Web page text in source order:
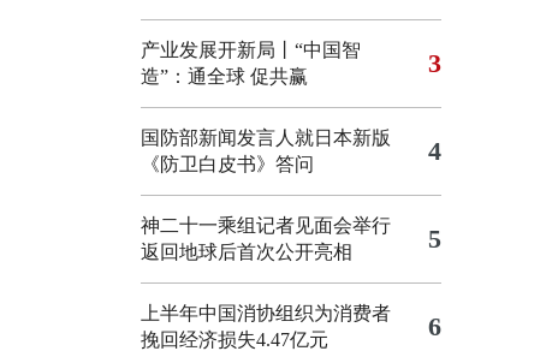
产业发展开新局丨“中国智
造”：通全球 促共赢
3
国防部新闻发言人就日本新版
《防卫白皮书》答问
4
神二十一乘组记者见面会举行
返回地球后首次公开亮相
5
上半年中国消协组织为消费者
挽回经济损失4.47亿元
6